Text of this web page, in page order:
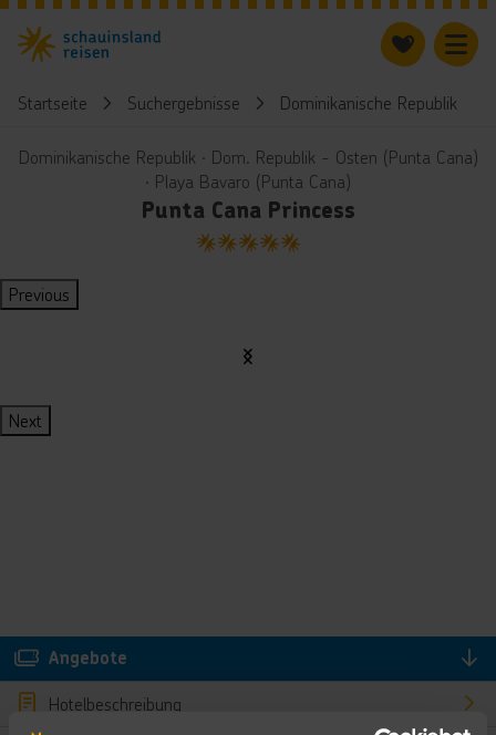
Startseite Suchergebnisse Dominikanische Republik
Dominikanische Republik ∙ Dom. Republik - Osten (Punta Cana)
∙ Playa Bavaro (Punta Cana)
Punta Cana Princess
5
Previous
Next
Angebote
Hotelbeschreibung